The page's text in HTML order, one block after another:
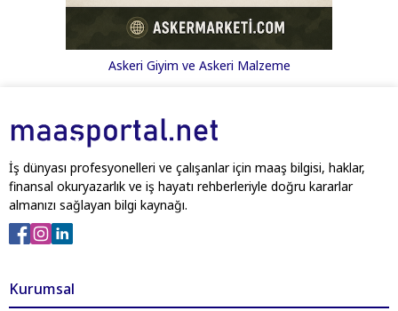
Askeri Giyim ve Askeri Malzeme
İş dünyası profesyonelleri ve çalışanlar için maaş bilgisi, haklar,
finansal okuryazarlık ve iş hayatı rehberleriyle doğru kararlar
almanızı sağlayan bilgi kaynağı.
Kurumsal